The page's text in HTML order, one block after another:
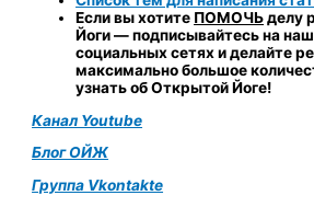
Если вы хотите ПОМОЧЬделу
Йоги—подписывайтесь на
социальных сетях и делайте
максимально большое
узнать об Открытой Йоге!
Канал Youtube
Блог ОЙЖ
Группа Vkontakte